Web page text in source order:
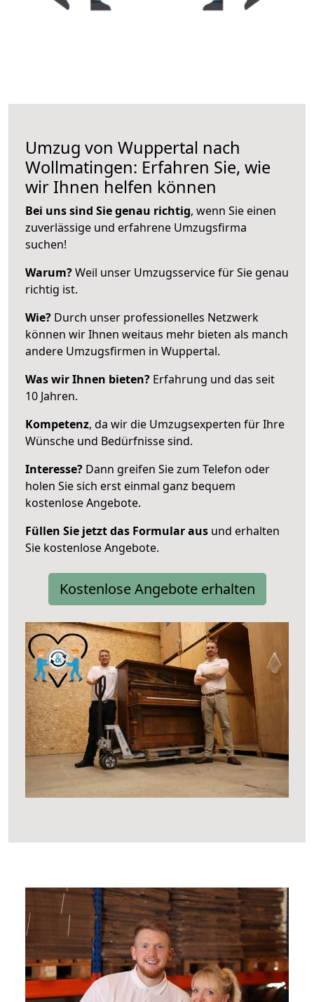
Umzug von Wuppertal nach
Wollmatingen: Erfahren Sie, wie
wir Ihnen helfen können
Bei uns sind Sie genau richtig, wenn Sie einen
zuverlässige und erfahrene Umzugsfirma
suchen!
Warum?Weil unser Umzugsservice für Sie genau
richtig ist.
Wie? Durch unser professionelles Netzwerk
können wir Ihnen weitaus mehr bieten als manch
andere Umzugsfirmen in Wuppertal.
Was wir Ihnen bieten? Erfahrung und das seit
10 Jahren.
Kompetenz, da wir die Umzugsexperten für Ihre
Wünsche und Bedürfnisse sind.
Interesse? Dann greifen Sie zum Telefon oder
holen Sie sich erst einmal ganz bequem
kostenlose Angebote.
Füllen Sie jetzt das Formular aus und erhalten
Sie kostenlose Angebote.
Kostenlose Angebote erhalten